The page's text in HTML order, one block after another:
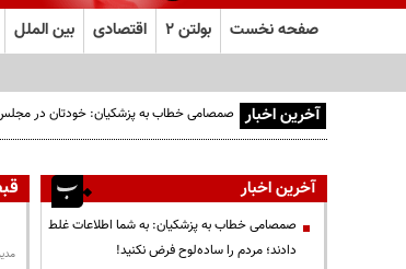
صفحه نخست بولتن ۲ اقتصادی بین الملل
آخرین اخبار صمصامی خطاب به پزشکیان: خودتان در مجلس
آخرین اخبار
صمصامی خطاب به پزشکیان: به شما اطلاعات غلط
دادند؛ مردم را ساده‌لوح فرض نکنید!